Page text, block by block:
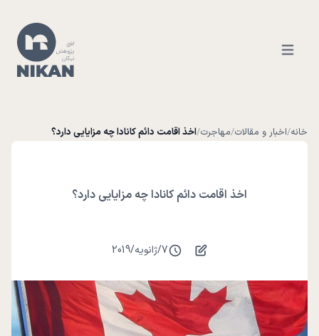
Open
خانه/اخبار و مقالات/مهاجرت/اخذ اقامت دائم کانادا چه مزایایی دارد؟
اخذ اقامت دائم کانادا چه مزایایی دارد؟
7
/ژانویه/
2019